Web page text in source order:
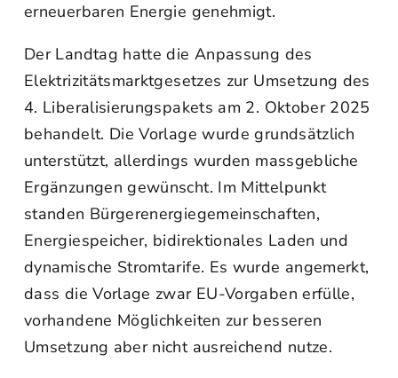
erneuerbaren Energie genehmigt.
Der Landtag hatte die Anpassung des
Elektrizitätsmarktgesetzes zur Umsetzung des
4. Liberalisierungspakets am 2. Oktober 2025
behandelt. Die Vorlage wurde grundsätzlich
unterstützt, allerdings wurden massgebliche
Ergänzungen gewünscht. Im Mittelpunkt
standen Bürgerenergiegemeinschaften,
Energiespeicher, bidirektionales Laden und
dynamische Stromtarife. Es wurde angemerkt,
dass die Vorlage zwar EU-Vorgaben erfülle,
vorhandene Möglichkeiten zur besseren
Umsetzung aber nicht ausreichend nutze.